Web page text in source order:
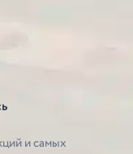
и самых